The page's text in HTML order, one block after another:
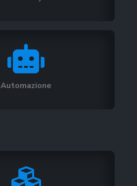

Automazione
